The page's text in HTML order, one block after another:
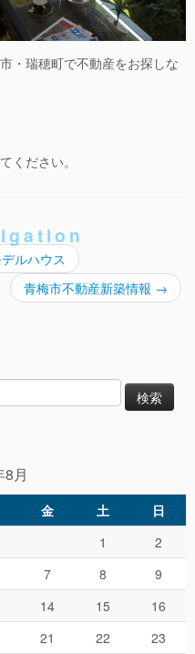
・瑞穂町で不動産をお探しな
ください。
ルハウス
青梅市不動産新築情報 →
月
金 土
日
1
2
7 8
9
14 15
16
21 22 23